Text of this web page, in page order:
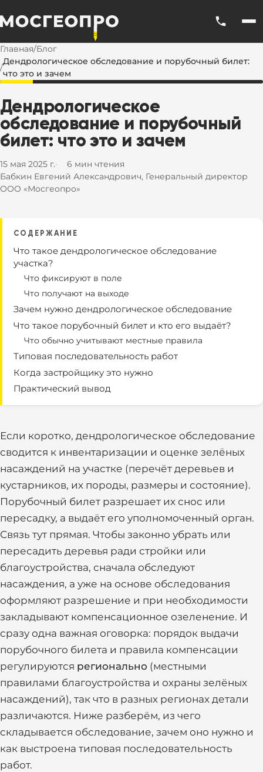
Главная/Блог
/
Дендрологическое обследование и порубочный билет:
что это и зачем
Дендрологическое
обследование и порубочный
билет: что это и зачем
15 мая 2025 г.
6 мин чтения
Бабкин Евгений Александрович, Генеральный директор
ООО «Мосгеопро»
СОДЕРЖАНИЕ
Что такое дендрологическое обследование
участка?
Что фиксируют в поле
Что получают на выходе
Зачем нужно дендрологическое обследование
Что такое порубочный билет и кто его выдаёт?
Что обычно учитывают местные правила
Типовая последовательность работ
Когда застройщику это нужно
Практический вывод
Если коротко, дендрологическое обследование
сводится к инвентаризации и оценке зелёных
насаждений на участке (перечёт деревьев и
кустарников, их породы, размеры и состояние).
Порубочный билет разрешает их снос или
пересадку, а выдаёт его уполномоченный орган.
Связь тут прямая. Чтобы законно убрать или
пересадить деревья ради стройки или
благоустройства, сначала обследуют
насаждения, а уже на основе обследования
оформляют разрешение и при необходимости
закладывают компенсационное озеленение. И
сразу одна важная оговорка: порядок выдачи
порубочного билета и правила компенсации
регулируются регионально (местными
правилами благоустройства и охраны зелёных
насаждений), так что в разных регионах детали
различаются. Ниже разберём, из чего
складывается обследование, зачем оно нужно и
как выстроена типовая последовательность
работ.